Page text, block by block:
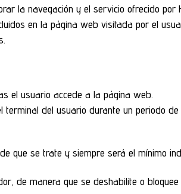
la navegación y el servicio ofrecido por
en la página web visitada por el
el usuario accede a la página web.
del usuario durante un periodo
que se trate y siempre será el mínimo
de manera que se deshabilite o